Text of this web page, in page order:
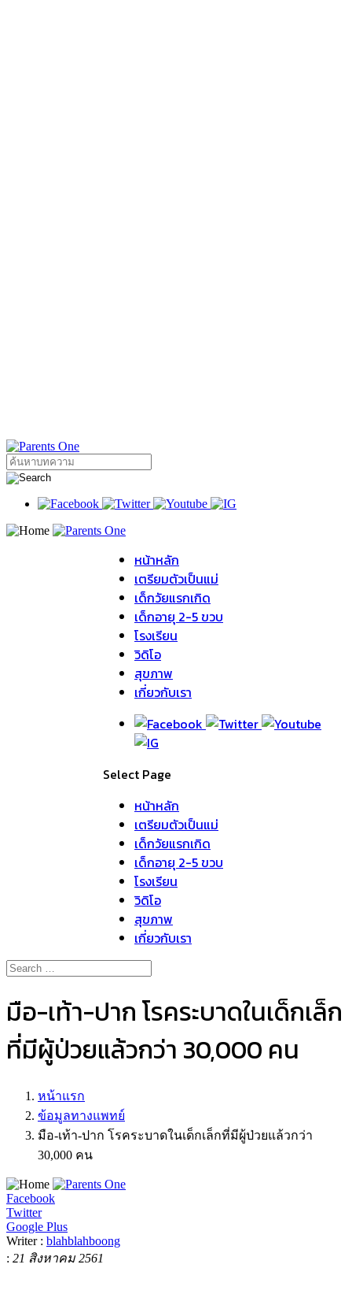
หน้าหลัก
เตรียมตัวเป็นแม่
เด็กวัยแรกเกิด
เด็กอายุ 2-5 ขวบ
โรงเรียน
วิดิโอ
สุขภาพ
เกี่ยวกับเรา
Select Page
หน้าหลัก
เตรียมตัวเป็นแม่
เด็กวัยแรกเกิด
เด็กอายุ 2-5 ขวบ
โรงเรียน
วิดิโอ
สุขภาพ
เกี่ยวกับเรา
มือ-เท้า-ปาก โรคระบาดในเด็กเล็ก
ที่มีผู้ป่วยแล้วกว่า 30,000 คน
หน้าแรก
ข้อมูลทางแพทย์
มือ-เท้า-ปาก โรคระบาดในเด็กเล็กที่มีผู้ป่วยแล้วกว่า
30,000 คน
Facebook
Twitter
Google Plus
Writer : blahblahboong
: 21 สิงหาคม 2561